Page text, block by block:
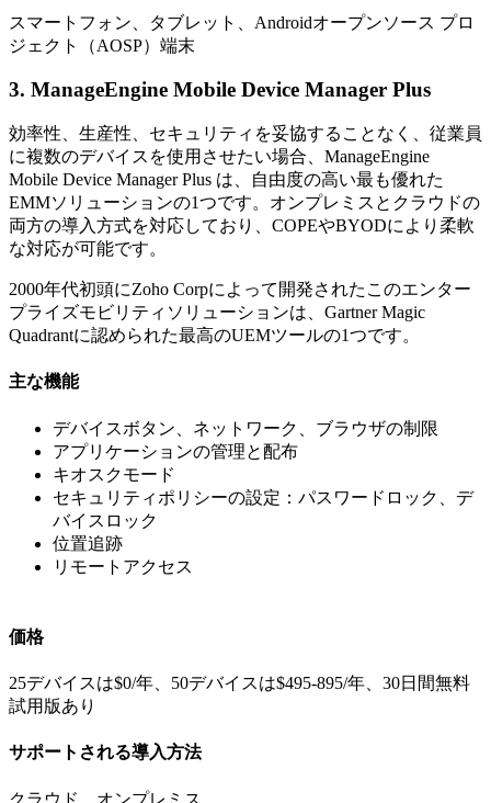
スマートフォン、タブレット、Androidオープンソース プロ
ジェクト（AOSP）端末
3. ManageEngine Mobile Device Manager Plus
効率性、生産性、セキュリティを妥協することなく、従業員
に複数のデバイスを使用させたい場合、ManageEngine
Mobile Device Manager Plus は、自由度の高い最も優れた
EMMソリューションの1つです。オンプレミスとクラウドの
両方の導入方式を対応しており、COPEやBYODにより柔軟
な対応が可能です。
2000年代初頭にZoho Corpによって開発されたこのエンター
プライズモビリティソリューションは、Gartner Magic
Quadrantに認められた最高のUEMツールの1つです。
主な機能
デバイスボタン、ネットワーク、ブラウザの制限
アプリケーションの管理と配布
キオスクモード
セキュリティポリシーの設定：パスワードロック、デ
バイスロック
位置追跡
リモートアクセス
価格
25デバイスは$0/年、50デバイスは$495-895/年、30日間無料
試用版あり
サポートされる導入方法
クラウド、オンプレミス